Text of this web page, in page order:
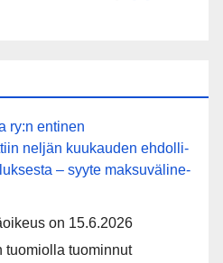
ry:n entinen
neljän kuu­kau­den eh­dol­li­
– syyte mak­su­vä­li­ne­
on 15.6.2026
tuomiolla tuominnut